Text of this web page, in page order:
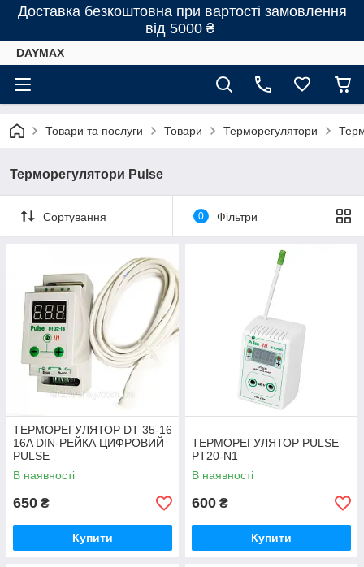
Доставка безкоштовна при вартості замовлення
від 5000 ₴
DAYMAX
Товари та послуги Товари Терморегулятори
Терморегулятори Pulse
Сортування 0 Фільтри
ТЕРМОРЕГУЛЯТОР DT 35-16
16A DIN-РЕЙКА ЦИФРОВИЙ
PULSE
В наявності
650 ₴
Купити
ТЕРМОРЕГУЛЯТОР PULSE
PT20-N1
В наявності
600 ₴
Купити